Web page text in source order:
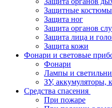
Защитные костюмы
Защита ног
Защита органов
Защита лица и
Защита кожи
Фонари и световые
Фонари
Лампы и
ЗУ, аккумуляторы,
Средства спасения
При пожаре